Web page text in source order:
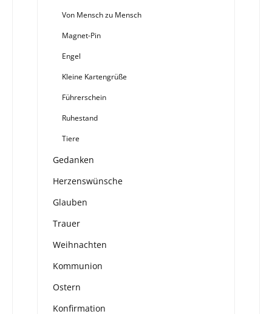
Von Mensch zu Mensch
Magnet-Pin
Engel
Kleine Kartengrüße
Führerschein
Ruhestand
Tiere
Gedanken
Herzenswünsche
Glauben
Trauer
Weihnachten
Kommunion
Ostern
Konfirmation